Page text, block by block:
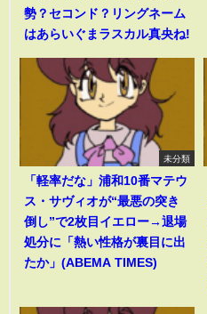
勢？セコンド？リングネーム
はあらいぐまラスカル真央ね!
未分類
「軽率だな」浦和10番マテウ
ス・サヴィオが“最悪の突き
倒し”で2枚目イエロー→退場
処分に「熱い性格が裏目に出
たか」(ABEMA TIMES)